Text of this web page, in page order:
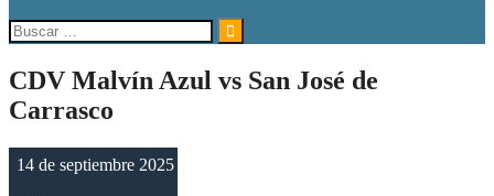
Buscar:
CDV Malvín Azul vs San José de
Carrasco
14 de septiembre 2025